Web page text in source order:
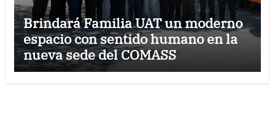
Brindará Familia UAT un moderno
espacio con sentido humano en la
nueva sede del COMASS